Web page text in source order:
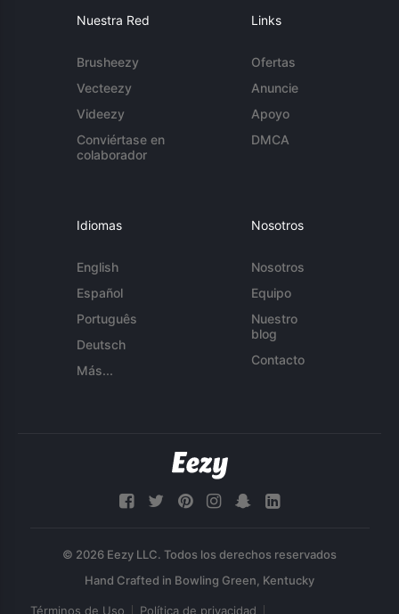
Nuestra Red
Brusheezy
Vecteezy
Videezy
Conviértase en
colaborador
Links
Ofertas
Anuncie
Apoyo
DMCA
Idiomas
English
Español
Português
Deutsch
Más...
Nosotros
Nosotros
Equipo
Nuestro
blog
Contacto
© 2026 Eezy LLC. Todos los derechos reservados
Términos de Uso Política de privacidad